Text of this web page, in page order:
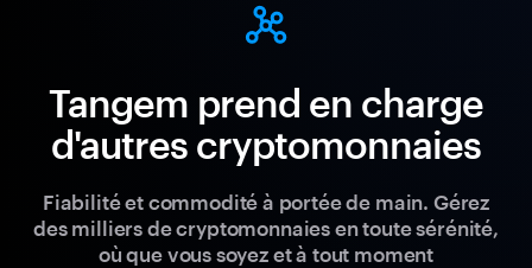
Tangem prend en charge
d'autres cryptomonnaies
Fiabilité et commodité à portée de main. Gérez
des milliers de cryptomonnaies en toute sérénité,
où que vous soyez et à tout moment